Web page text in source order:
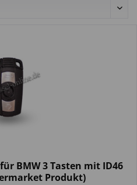
BMW 3 Tasten mit ID46
Produkt)